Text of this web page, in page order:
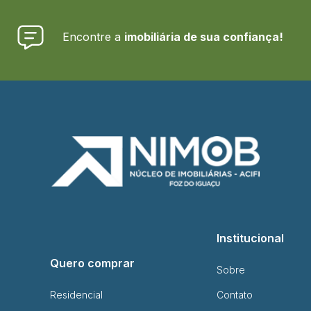
Encontre a imobiliária de sua confiança!
Quero comprar
Residencial
Institucional
Sobre
Contato